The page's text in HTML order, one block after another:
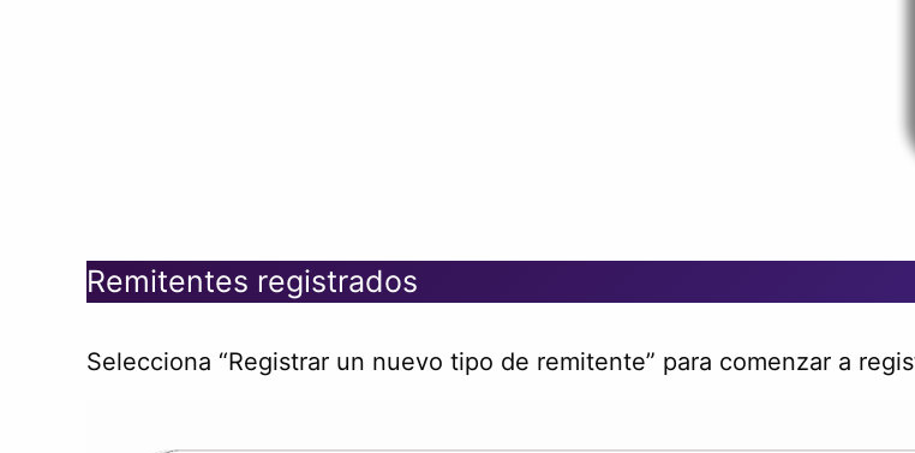
Remitentes registrados
Selecciona “Registrar un nuevo tipo de remitente” para comenzar a